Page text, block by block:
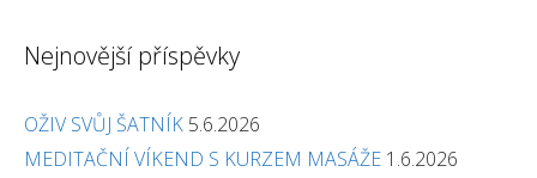
Nejnovější příspěvky
OŽIV SVŮJ ŠATNÍK 5.6.2026
MEDITAČNÍ VÍKEND S KURZEM MASÁŽE 1.6.2026